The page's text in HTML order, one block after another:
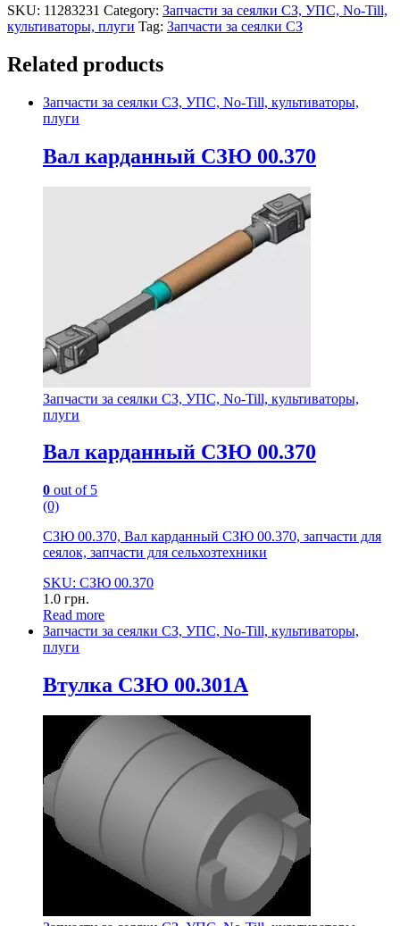
SKU: 11283231 Category: Запчасти за сеялки СЗ, УПС, No-Till,
культиваторы, плуги Tag: Запчасти за сеялки СЗ
Related products
Запчасти за сеялки СЗ, УПС, No-Till, культиваторы,
плуги
Вал карданный СЗЮ 00.370
Запчасти за сеялки СЗ, УПС, No-Till, культиваторы,
плуги
Вал карданный СЗЮ 00.370
0 out of 5
(0)
СЗЮ 00.370, Вал карданный СЗЮ 00.370, запчасти для
сеялок, запчасти для сельхозтехники
SKU: СЗЮ 00.370
1.0 грн.
Read more
Запчасти за сеялки СЗ, УПС, No-Till, культиваторы,
плуги
Втулка СЗЮ 00.301А